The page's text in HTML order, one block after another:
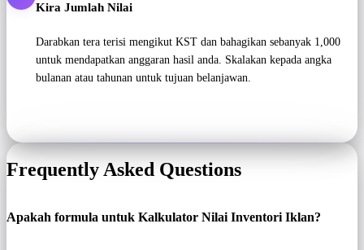
Kira Jumlah Nilai
Darabkan tera terisi mengikut KST dan bahagikan sebanyak 1,000
untuk mendapatkan anggaran hasil anda. Skalakan kepada angka
bulanan atau tahunan untuk tujuan belanjawan.
Frequently Asked Questions
Apakah formula untuk Kalkulator Nilai Inventori Iklan?